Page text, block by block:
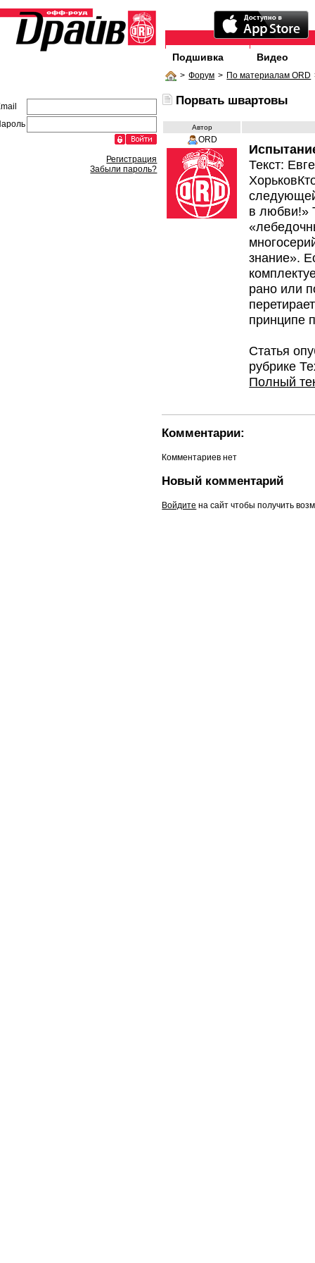
Подшивка Видео
> Форум > По материалам ORD
Порвать швартовы
Автор
ORD
Текст:
в любви!»
знание».
рано или
принципе
Статья
рубрике
Полный
Комментарии:
Комментариев нет
Новый комментарий
Войдите на сайт чтобы получить
Регистрация
Забыли пароль?